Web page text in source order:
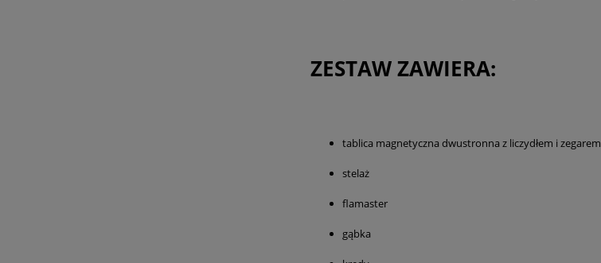
ZESTAW ZAWIERA:
tablica magnetyczna dwustronna z liczydłem i zegarem
stelaż
flamaster
gąbka